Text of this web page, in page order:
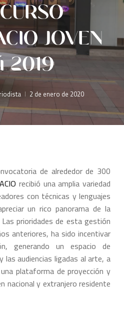
JOVEN
2019
2 de enero de 2020
de alrededor de 300
recibió una amplia variedad
con técnicas y lenguajes
un rico panorama de la
prioridades de esta gestión
anteriores, ha sido incentivar
generando un espacio de
las audiencias ligadas al arte, a
plataforma de proyección y
nacional y extranjero residente